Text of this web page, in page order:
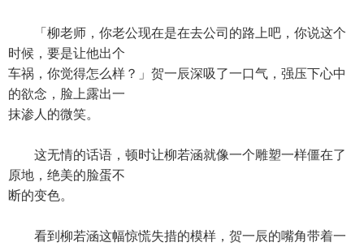
「柳老师，你老公现在是在去公司的路上吧，你说这个
时候，要是让他出个
车祸，你觉得怎么样？」贺一辰深吸了一口气，强压下心中
的欲念，脸上露出一
抹渗人的微笑。
这无情的话语，顿时让柳若涵就像一个雕塑一样僵在了
原地，绝美的脸蛋不
断的变色。
看到柳若涵这幅惊慌失措的模样，贺一辰的嘴角带着一